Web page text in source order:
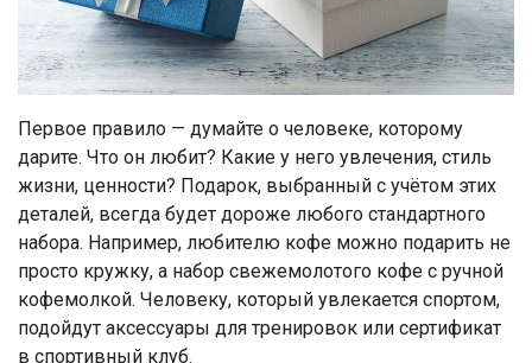
Первое правило — думайте о человеке, которому
дарите. Что он любит? Какие у него увлечения, стиль
жизни, ценности? Подарок, выбранный с учётом этих
деталей, всегда будет дороже любого стандартного
набора. Например, любителю кофе можно подарить не
просто кружку, а набор свежемолотого кофе с ручной
кофемолкой. Человеку, который увлекается спортом,
подойдут аксессуары для тренировок или сертификат
в спортивный клуб.